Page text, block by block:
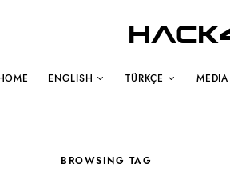
ENGLISH TÜRKÇE MEDIA
BROWSING TAG